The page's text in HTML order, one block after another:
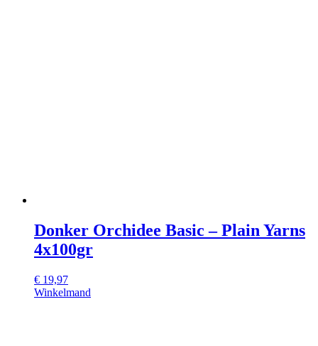
Donker Orchidee Basic – Plain Yarns
4x100gr
€ 19,97
Winkelmand